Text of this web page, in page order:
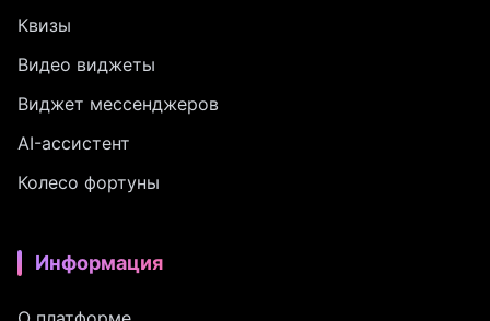
Квизы
Видео виджеты
Виджет мессенджеров
AI-ассистент
Колесо фортуны
Информация